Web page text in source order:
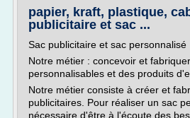
papier, kraft, plastique,
publicitaire et sac ...
Sac publicitaire et sac personnalisé
Notre métier : concevoir et
personnalisables et des produits
Notre métier consiste à créer et
publicitaires. Pour réaliser un sac
nécessaire d'être à l'écoute des